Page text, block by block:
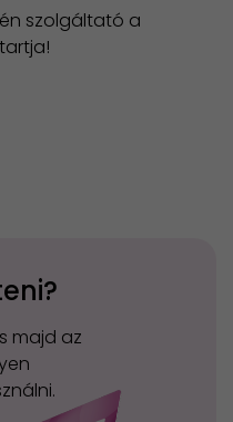
szolgáltató a
majd az